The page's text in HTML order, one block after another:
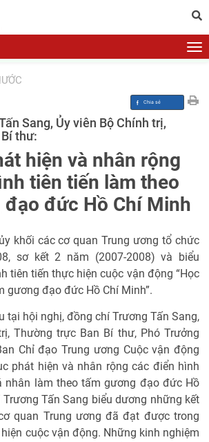
Sang, Ủy viên Bộ Chính trị,
thư:
hiện và nhân rộng
tiên tiến làm theo
đức Hồ Chí Minh
khối các cơ quan Trung ương tổ chức
sơ kết 2 năm (2007-2008) và biểu
tiên tiến thực hiện cuộc vận động “Học
gương đạo đức Hồ Chí Minh”.
tại hội nghị, đồng chí Trương Tấn Sang,
Thường trực Ban Bí thư, Phó Trưởng
Chỉ đạo Trung ương Cuộc vận động
phát hiện và nhân rộng các điển hình
nhân làm theo tấm gương đạo đức Hồ
Tấn Sang biểu dương những kết
quan Trung ương đã đạt được trong
cuộc vận động. Những kinh nghiệm